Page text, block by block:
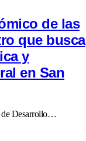
de las
que busca
y
en San
de Desarrollo…